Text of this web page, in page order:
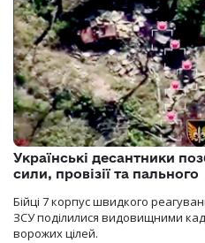
Українські десантники
сили, провізії та пального
Бійці 7 корпус швидкого
ЗСУ поділилися видовищними
ворожих цілей.